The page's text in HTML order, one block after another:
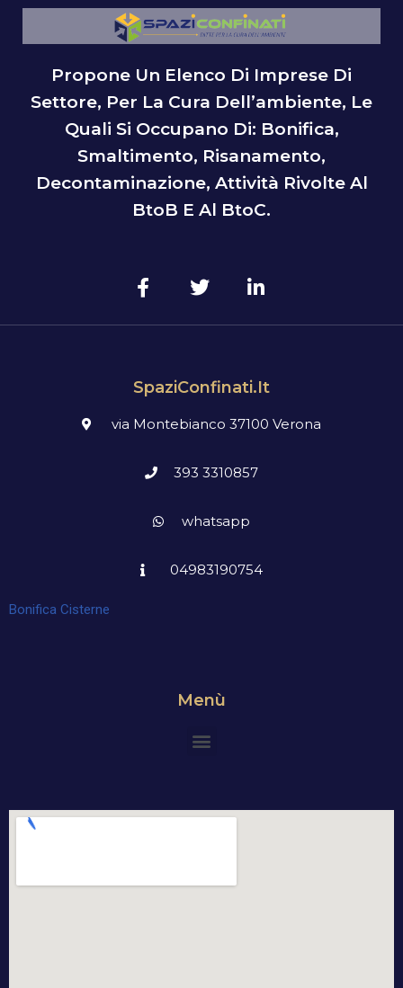
Propone Un Elenco Di Imprese Di
Settore, Per La Cura Dell’ambiente, Le
Quali Si Occupano Di: Bonifica,
Smaltimento, Risanamento,
Decontaminazione, Attività Rivolte Al
BtoB E Al BtoC.
SpaziConfinati.it
via Montebianco 37100 Verona
393 3310857
whatsapp
04983190754
Bonifica Cisterne
Menù